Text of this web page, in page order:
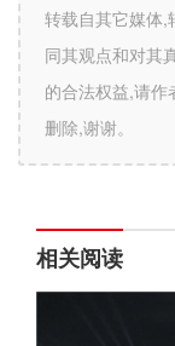
转载自其它媒体,
同其观点和对其
的合法权益,请作
删除,谢谢。
相关阅读